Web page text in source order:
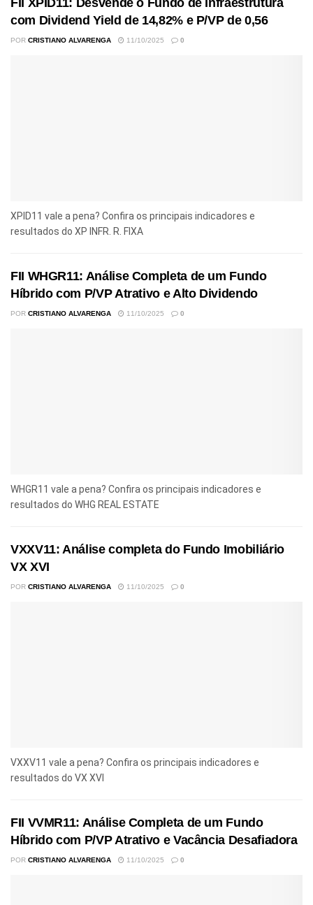
com Dividend Yield de 14,82% e P/VP de 0,56
POR CRISTIANO ALVARENGA 11/10/2025 0
XPID11 vale a pena? Confira os principais indicadores e
resultados do XP INFR. R. FIXA
FII WHGR11: Análise Completa de um Fundo
Híbrido com P/VP Atrativo e Alto Dividendo
POR CRISTIANO ALVARENGA 11/10/2025 0
WHGR11 vale a pena? Confira os principais indicadores e
resultados do WHG REAL ESTATE
VXXV11: Análise completa do Fundo Imobiliário
VX XVI
POR CRISTIANO ALVARENGA 11/10/2025 0
VXXV11 vale a pena? Confira os principais indicadores e
resultados do VX XVI
FII VVMR11: Análise Completa de um Fundo
Híbrido com P/VP Atrativo e Vacância Desafiadora
POR CRISTIANO ALVARENGA 11/10/2025 0